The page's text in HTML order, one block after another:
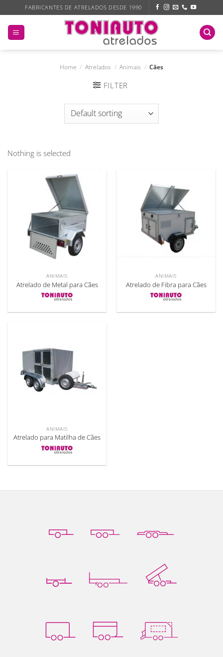
to
content
FABRICANTES DE ATRELADOS DESDE 1990
Home / Atrelados / Animais / Cães
FILTER
Nothing is selected
ANIMAIS
Atrelado de Metal para Cães
ANIMAIS
Atrelado de Fibra para Cães
ANIMAIS
Atrelado para Matilha de Cães